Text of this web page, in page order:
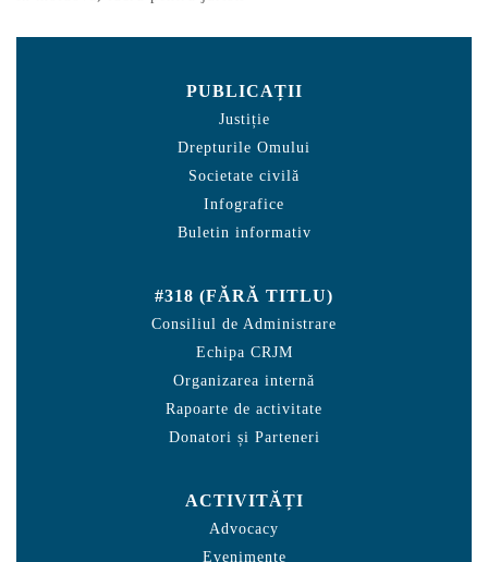
PUBLICAȚII
Justiție
Drepturile Omului
Societate civilă
Infografice
Buletin informativ
#318 (FĂRĂ TITLU)
Consiliul de Administrare
Echipa CRJM
Organizarea internă
Rapoarte de activitate
Donatori și Parteneri
ACTIVITĂȚI
Advocacy
Evenimente